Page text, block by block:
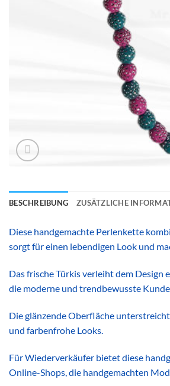
BESCHREIBUNG ZUSÄTZLICHE
Diese handgemachte Perlenkette
sorgt für einen lebendigen Look und
Das frische Türkis verleiht dem
die moderne und trendbewusste
Die glänzende Oberfläche
und farbenfrohe Looks.
Für Wiederverkäufer bietet diese
Online-Shops, die handgemachten